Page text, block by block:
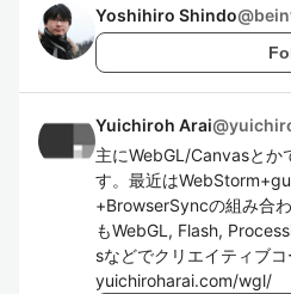
Yoshihiro Shindo@
Yuichiroh Arai@
主にWebGL/Canvasとか
す。最近は
+BrowserSyncの組み合
もWebGL, Flash,
sなどでクリエイティブ
yuichiroharai.com/wgl/